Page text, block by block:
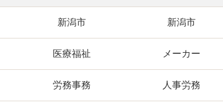
新潟市 新潟市
医療福祉 メーカー
労務事務 人事労務